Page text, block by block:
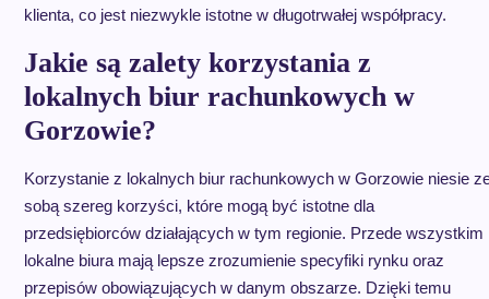
klienta, co jest niezwykle istotne w długotrwałej współpracy.
Jakie są zalety korzystania z
lokalnych biur rachunkowych w
Gorzowie?
Korzystanie z lokalnych biur rachunkowych w Gorzowie niesie
sobą szereg korzyści, które mogą być istotne dla
przedsiębiorców działających w tym regionie. Przede wszystkim
lokalne biura mają lepsze zrozumienie specyfiki rynku oraz
przepisów obowiązujących w danym obszarze. Dzięki temu